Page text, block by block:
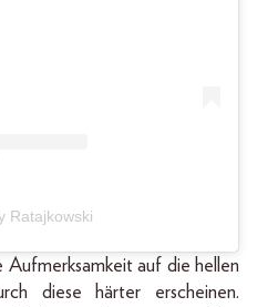
Ratajkowski
Aufmerksamkeit auf die hellen
diese härter erscheinen.